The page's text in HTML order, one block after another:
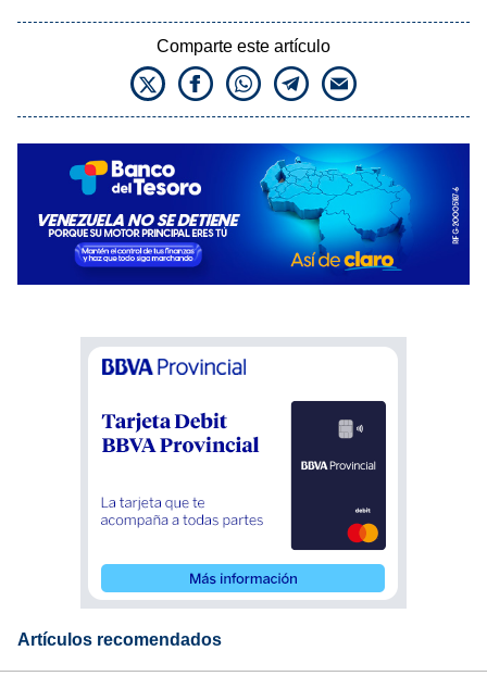
Comparte este artículo
Artículos recomendados